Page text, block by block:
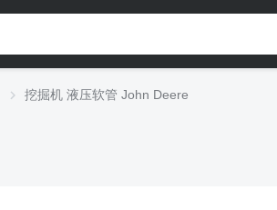
挖掘机 液压软管 John Deere